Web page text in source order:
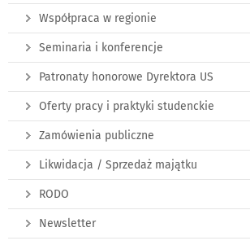
Współpraca w regionie
Seminaria i konferencje
Patronaty honorowe Dyrektora US
Oferty pracy i praktyki studenckie
Zamówienia publiczne
Likwidacja / Sprzedaż majątku
RODO
Newsletter